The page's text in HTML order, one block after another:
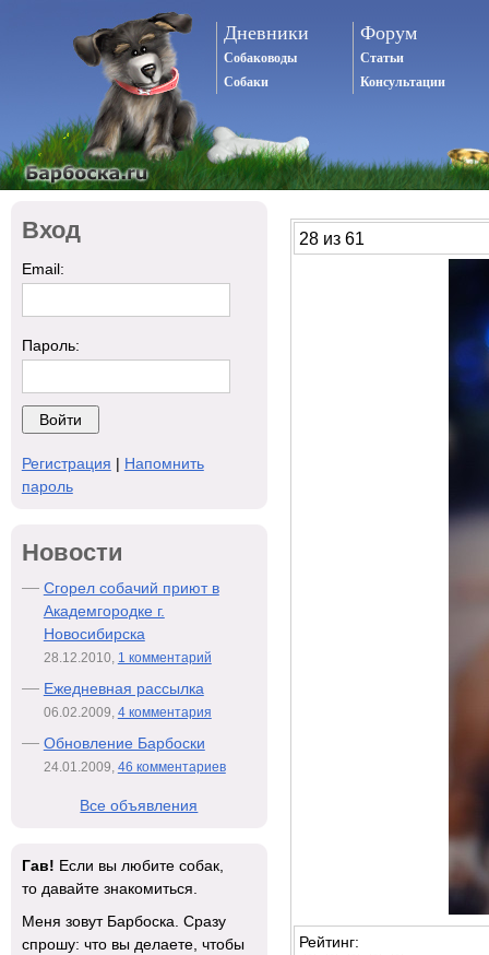
Дневники
Собаководы
Собаки
Форум
Статьи
Консультации
28 из 61
Рейтинг:
Вход
Email:
Пароль:
Регистрация | Напомнить
пароль
Новости
Сгорел собачий приют в
Академгородке г.
Новосибирска
28.12.2010, 1 комментарий
Ежедневная рассылка
06.02.2009, 4 комментария
Обновление Барбоски
24.01.2009, 46 комментариев
Все объявления
Гав! Если вы любите собак,
то давайте знакомиться.
Меня зовут Барбоска. Сразу
спрошу: что вы делаете, чтобы